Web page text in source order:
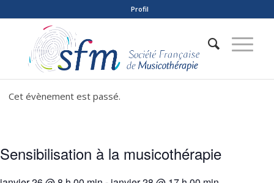
Profil
Cet évènement est passé.
Sensibilisation à la musicothérapie